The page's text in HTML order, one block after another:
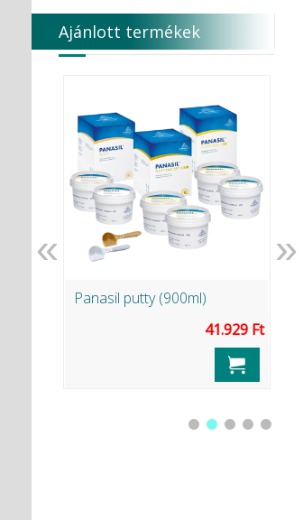
Ajánlott termékek
Panasil putty (900ml)
41.929 Ft
« »